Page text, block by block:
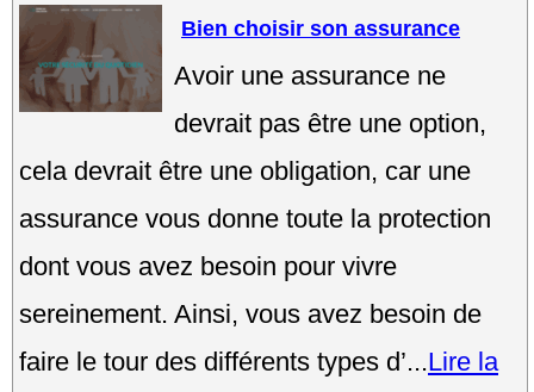
Bien choisir son assurance
Avoir une assurance ne
devrait pas être une option,
cela devrait être une obligation, car une
assurance vous donne toute la protection
dont vous avez besoin pour vivre
sereinement. Ainsi, vous avez besoin de
faire le tour des différents types d’...Lire la